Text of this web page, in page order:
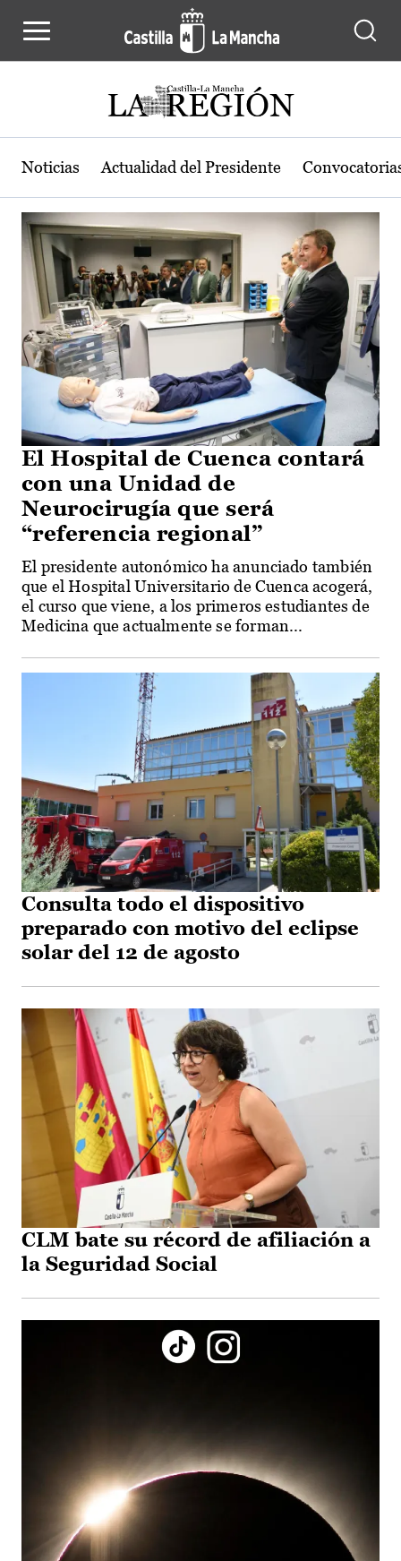
Actualidad de la región de Castilla-
Noticias Actualidad del Presidente
El Hospital de Cuenca contará
con una Unidad de
Neurocirugía que será
“referencia regional”
El presidente autonómico ha anunciado también
que el Hospital Universitario de Cuenca acogerá,
el curso que viene, a los primeros estudiantes de
Medicina que actualmente se forman...
Consulta todo el dispositivo
preparado con motivo del eclipse
solar del 12 de agosto
CLM bate su récord de afiliación a
la Seguridad Social